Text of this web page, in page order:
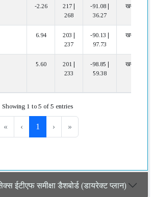
-2.26
217 |
268
-91.08 |
36.27
खराब
6.94
203 |
237
-90.13 |
97.73
खराब
5.60
201 |
233
-98.85 |
59.38
खराब
Showing 1 to 5 of 5 entries
« ‹ 1 › »
मिराए एसेट बीएसई सेंसेक्स ईटीएफ समीक्षा डैशबोर्ड (डायरेक्ट प्लान)